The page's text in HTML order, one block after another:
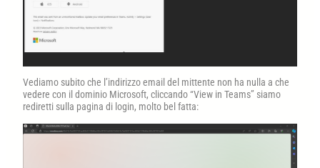
Vediamo subito che l’indirizzo email del mittente non ha nulla a che
vedere con il dominio Microsoft, cliccando “View in Teams” siamo
rediretti sulla pagina di login, molto bel fatta: